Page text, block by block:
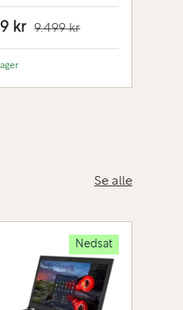
kr 9.499 kr
Se alle
Nedsat